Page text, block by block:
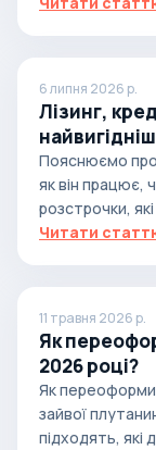
6 липня 2026 р.
Лізинг,
Пояснюємо
як він працює,
розстрочки,
Читати
11 травня 2026 р.
Як
2026 році?
Як
зайвої
підходять, які